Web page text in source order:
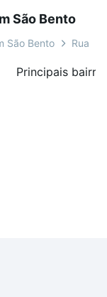
São Bento
São Bento Rua
Principais